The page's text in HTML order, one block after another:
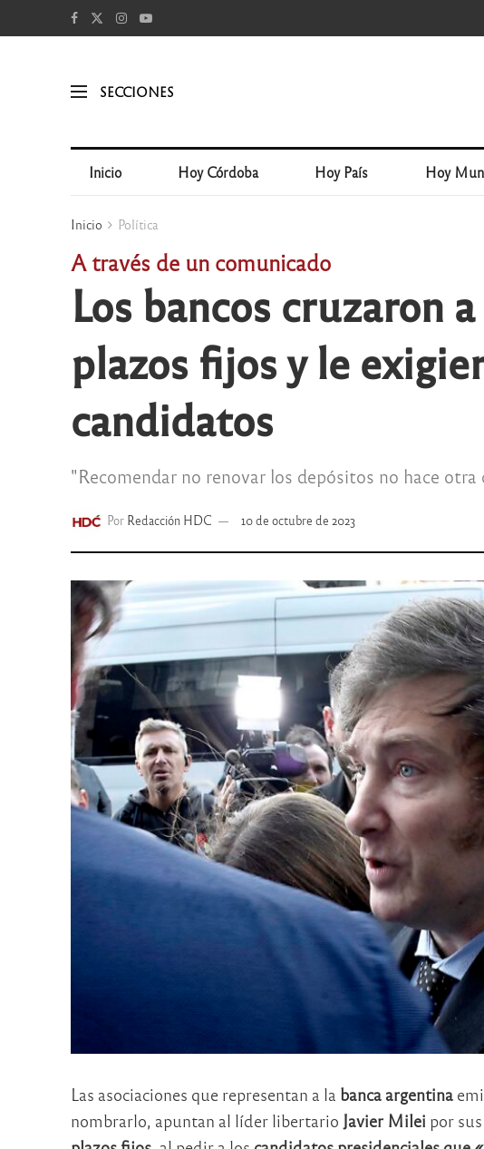
SECCIONES
Inicio Hoy Córdoba Hoy País Hoy
Inicio Política
A través de un comunicado
Los bancos cruzaron
plazos fijos y le
candidatos
"Recomendar no renovar los depósitos no hace
Por Redacción HDC 10 de octubre de 2023
Las asociaciones que representan a la banca argentina
nombrarlo, apuntan al líder libertario Javier Milei por